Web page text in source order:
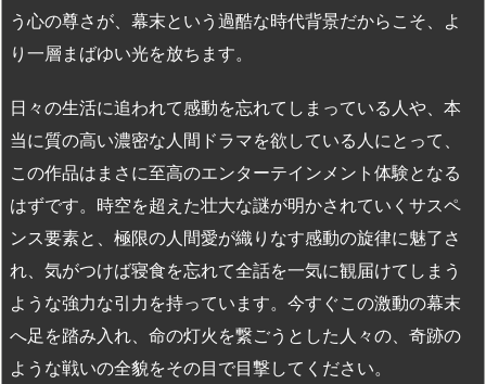
う心の尊さが、幕末という過酷な時代背景だからこそ、よ
り一層まばゆい光を放ちます。
日々の生活に追われて感動を忘れてしまっている人や、本
当に質の高い濃密な人間ドラマを欲している人にとって、
この作品はまさに至高のエンターテインメント体験となる
はずです。時空を超えた壮大な謎が明かされていくサスペ
ンス要素と、極限の人間愛が織りなす感動の旋律に魅了さ
れ、気がつけば寝食を忘れて全話を一気に観届けてしまう
ような強力な引力を持っています。今すぐこの激動の幕末
へ足を踏み入れ、命の灯火を繋ごうとした人々の、奇跡の
ような戦いの全貌をその目で目撃してください。